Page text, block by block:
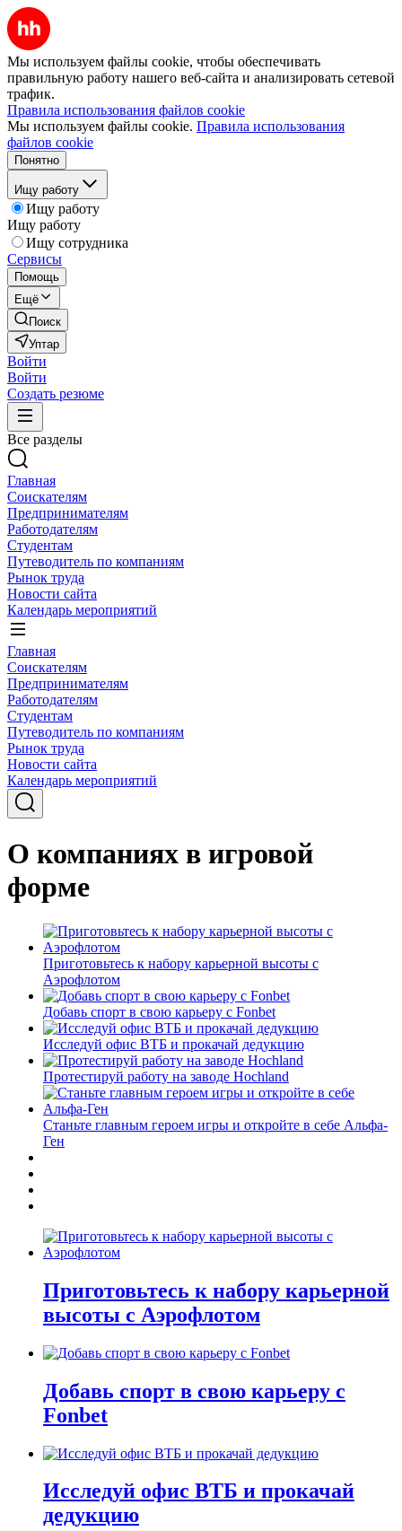
Мы используем файлы cookie, чтобы обеспечивать
правильную работу нашего веб-сайта и анализировать сетевой
трафик.
Правила использования файлов cookie
Мы используем файлы cookie. Правила использования
файлов cookie
Понятно
Ищу работу
Ищу работу
Ищу работу
Ищу сотрудника
Сервисы
Помощь
Ещё
Поиск
Уптар
Войти
Войти
Создать резюме
Все разделы
Главная
Соискателям
Предпринимателям
Работодателям
Студентам
Путеводитель по компаниям
Рынок труда
Новости сайта
Календарь мероприятий
Главная
Соискателям
Предпринимателям
Работодателям
Студентам
Путеводитель по компаниям
Рынок труда
Новости сайта
Календарь мероприятий
О компаниях в игровой
форме
Приготовьтесь к набору карьерной высоты с
Аэрофлотом
Добавь спорт в свою карьеру с Fonbet
Исследуй офис ВТБ и прокачай дедукцию
Протестируй работу на заводе Hochland
Станьте главным героем игры и откройте в себе Альфа-
Ген
Приготовьтесь к набору карьерной
высоты с Аэрофлотом
Добавь спорт в свою карьеру с
Fonbet
Исследуй офис ВТБ и прокачай
дедукцию